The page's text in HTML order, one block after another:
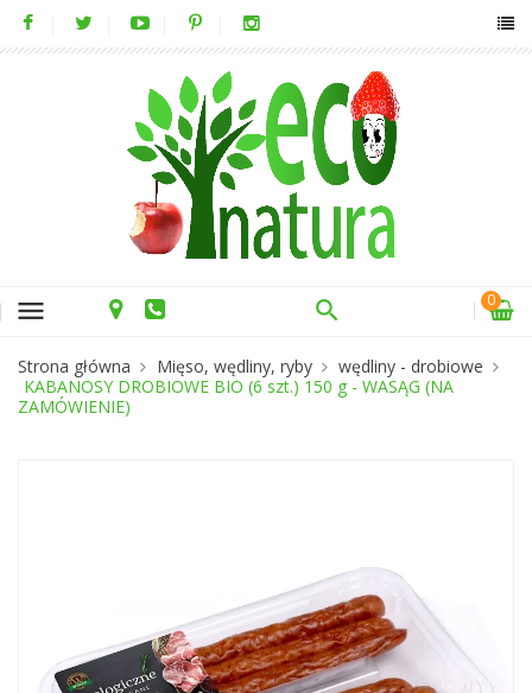
menu 0
Strona główna Mięso, wędliny, ryby
wędliny - drobiowe
KABANOSY DROBIOWE BIO (6 szt.) 150 g - WASĄG (NA
ZAMÓWIENIE)